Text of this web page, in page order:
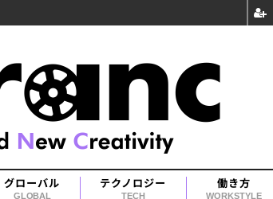
グローバル
GLOBAL
テクノロジー
TECH
働き方
WORKSTYLE